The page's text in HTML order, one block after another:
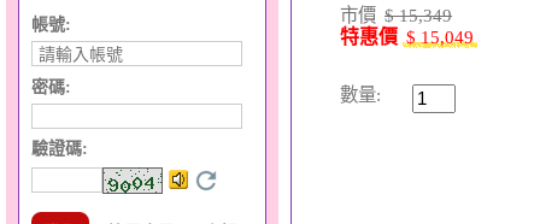
帳號:
密碼:
驗證碼:
市價 $ 15,349
特惠價 $ 15,049
數量: